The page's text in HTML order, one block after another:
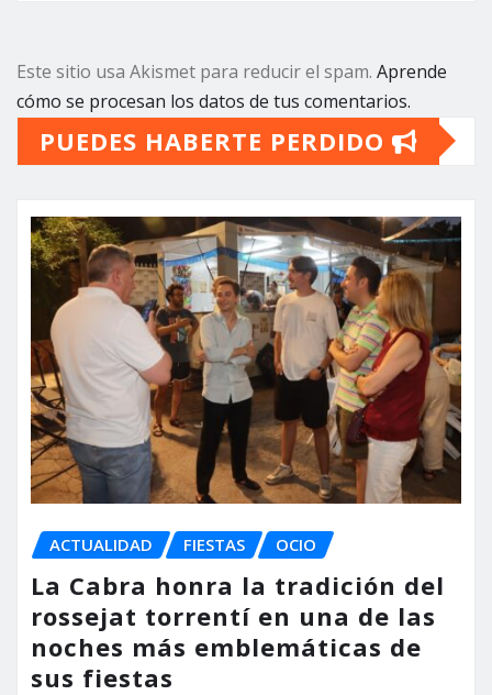
Este sitio usa Akismet para reducir el spam. Aprende
cómo se procesan los datos de tus comentarios.
PUEDES HABERTE PERDIDO
ACTUALIDAD FIESTAS OCIO
La Cabra honra la tradición del
rossejat torrentí en una de las
noches más emblemáticas de
sus fiestas